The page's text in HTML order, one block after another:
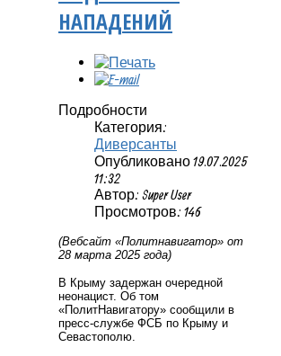
НАПАДЕНИЙ
Подробности
Категория:
Диверсанты
Опубликовано 19.07.2025
11:32
Автор: Super User
Просмотров: 146
(Вебсайт «Политнавигатор» от
28 марта 2025 года)
В Крыму задержан очередной
неонацист. Об том
«ПолитНавигатору» сообщили в
пресс-службе ФСБ по Крыму и
Севастополю.